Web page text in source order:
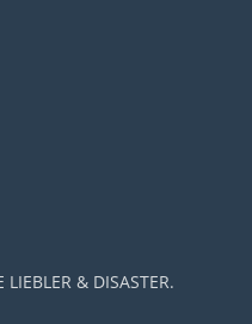
& DISASTER.